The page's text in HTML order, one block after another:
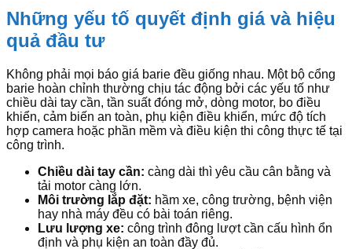
Những yếu tố quyết định giá và hiệu
quả đầu tư
Không phải mọi báo giá barie đều giống nhau. Một bộ cổng
barie hoàn chỉnh thường chịu tác động bởi các yếu tố như
chiều dài tay cần, tần suất đóng mở, dòng motor, bo điều
khiển, cảm biến an toàn, phụ kiện điều khiển, mức độ tích
hợp camera hoặc phần mềm và điều kiện thi công thực tế tại
công trình.
Chiều dài tay cần: càng dài thì yêu cầu cân bằng và
tải motor càng lớn.
Môi trường lắp đặt: hầm xe, công trường, bệnh viện
hay nhà máy đều có bài toán riêng.
Lưu lượng xe: công trình đông lượt cần cấu hình ổn
định và phụ kiện an toàn đầy đủ.